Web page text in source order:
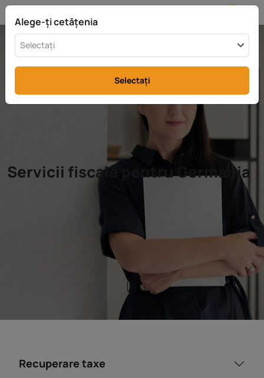
Servicii fiscale pentru Germania
Recuperare taxe
Alege-ți cetățenia
Selectați
Selectați